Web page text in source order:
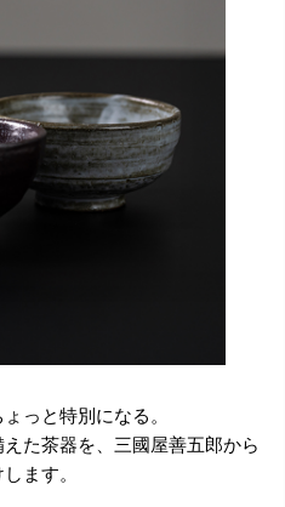
っと特別になる。
た茶器を、三國屋善五郎から
ます。